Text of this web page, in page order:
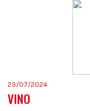
23/07/2024
VINO